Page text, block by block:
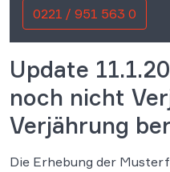
0221 / 951 563 0
Update
noch nicht
Verjährung
Die Erhebung der